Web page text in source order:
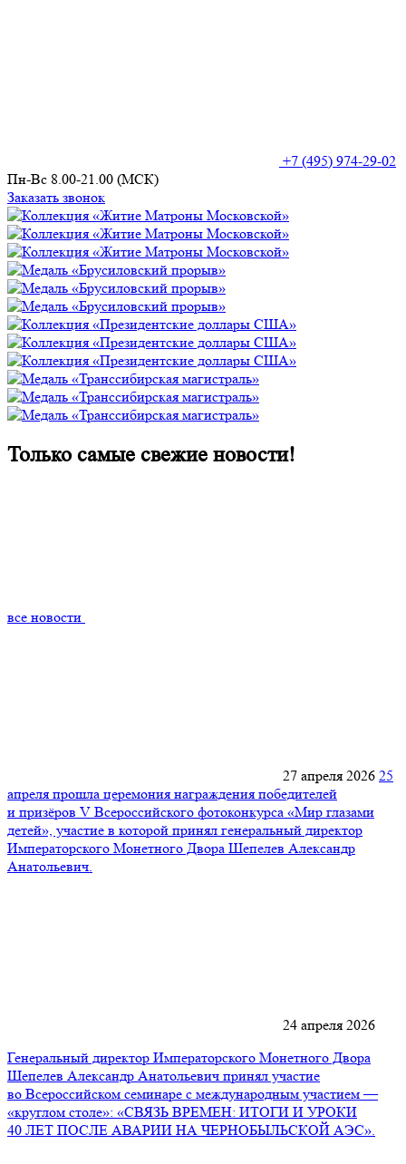
+7 (495) 974-29-02
Пн-Вс 8.00-21.00 (МСК)
Заказать звонок
Только самые свежие новости!
все новости
27 апреля 2026 25
апреля прошла церемония награждения победителей
и призёров V Всероссийского фотоконкурса «Мир глазами
детей», участие в которой принял генеральный директор
Императорского Монетного Двора Шепелев Александр
Анатольевич.
24 апреля 2026
Генеральный директор Императорского Монетного Двора
Шепелев Александр Анатольевич принял участие
во Всероссийском семинаре с международным участием —
«круглом столе»: «СВЯЗЬ ВРЕМЕН: ИТОГИ И УРОКИ
40 ЛЕТ ПОСЛЕ АВАРИИ НА ЧЕРНОБЫЛЬСКОЙ АЭС».